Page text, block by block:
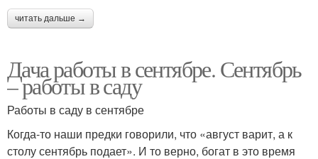
читать дальше →
Дача работы в сентябре. Сентябрь
– работы в саду
Работы в саду в сентябре
Когда-то наши предки говорили, что «август варит, а к
столу сентябрь подает». И то верно, богат в это время